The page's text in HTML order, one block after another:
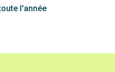
l'année